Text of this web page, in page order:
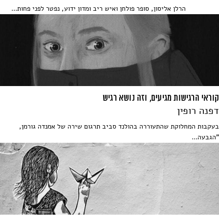
הרלן אליסון, סופר פולחן ואיש ריב ומדון ידוע, נפטר לפני פחות...
קוראי הרגישות מגיעים, וזה נושא רגיש
דפנה רופין
בעקבות המחלוקת שהתעוררה בהולנד סביב תרגום שירה של אמנדה גורמן,
"הגבעה...